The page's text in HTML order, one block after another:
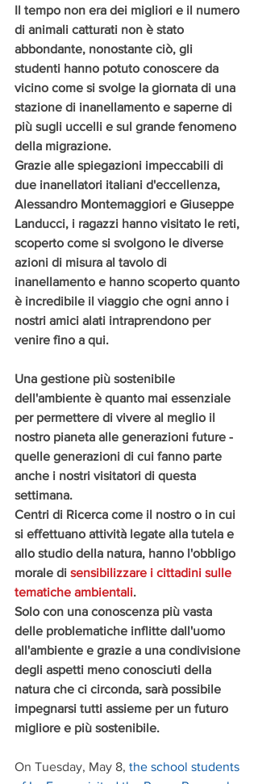
Il tempo non era dei migliori e il numero
di animali catturati non è stato
abbondante, nonostante ciò, gli
studenti hanno potuto conoscere da
vicino come si svolge la giornata di una
stazione di inanellamento e saperne di
più sugli uccelli e sul grande fenomeno
della migrazione.
Grazie alle spiegazioni impeccabili di
due inanellatori italiani d'eccellenza,
Alessandro Montemaggiori e Giuseppe
Landucci, i ragazzi hanno visitato le reti,
scoperto come si svolgono le diverse
azioni di misura al tavolo di
inanellamento e hanno scoperto quanto
è incredibile il viaggio che ogni anno i
nostri amici alati intraprendono per
venire fino a qui.
Una gestione più sostenibile
dell'ambiente è quanto mai essenziale
per permettere di vivere al meglio il
nostro pianeta alle generazioni future -
quelle generazioni di cui fanno parte
anche i nostri visitatori di questa
settimana.
Centri di Ricerca come il nostro o in cui
si effettuano attività legate alla tutela e
allo studio della natura, hanno l'obbligo
morale di sensibilizzare i cittadini sulle
tematiche ambientali.
Solo con una conoscenza più vasta
delle problematiche inflitte dall'uomo
all'ambiente e grazie a una condivisione
degli aspetti meno conosciuti della
natura che ci circonda, sarà possibile
impegnarsi tutti assieme per un futuro
migliore e più sostenibile.
On Tuesday, May 8, the school students